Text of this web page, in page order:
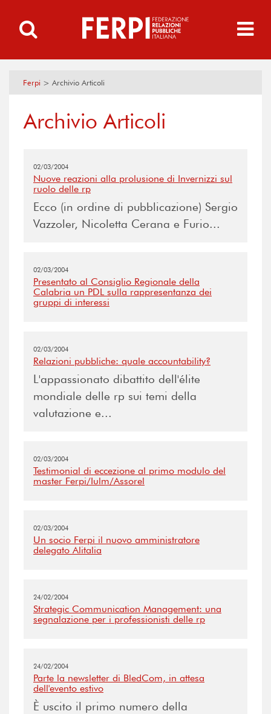
Ferpi > Archivio Articoli
Archivio Articoli
02/03/2004
Nuove reazioni alla prolusione di Invernizzi sul
ruolo delle rp
Ecco (in ordine di pubblicazione) Sergio
Vazzoler, Nicoletta Cerana e Furio...
02/03/2004
Presentato al Consiglio Regionale della
Calabria un PDL sulla rappresentanza dei
gruppi di interessi
02/03/2004
Relazioni pubbliche: quale accountability?
L'appassionato dibattito dell'élite
mondiale delle rp sui temi della
valutazione e...
02/03/2004
Testimonial di eccezione al primo modulo del
master Ferpi/Iulm/Assorel
02/03/2004
Un socio Ferpi il nuovo amministratore
delegato Alitalia
24/02/2004
Strategic Communication Management: una
segnalazione per i professionisti delle rp
24/02/2004
Parte la newsletter di BledCom, in attesa
dell'evento estivo
È uscito il primo numero della